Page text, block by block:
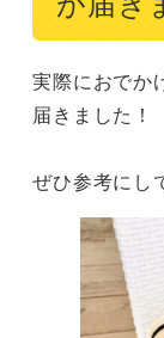
実際におでか
届きました！
ぜひ参考にし